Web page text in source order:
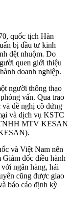
quốc tịch Hàn
bị đầu tư kinh
dệt nhuộm. Do
quen giới thiệu
doanh nghiệp.
người thông thạo
vấn. Qua trao
đề nghị cô đứng
và dịch vụ KSTC
MTV KESAN
và Việt Nam nên
đốc điều hành
ngân hàng, hải
cũng được giao
báo cáo định kỳ